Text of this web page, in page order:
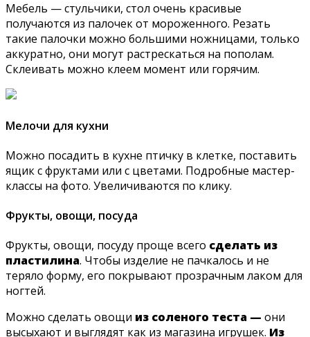
Мебель — стульчики, стол очень красивые
получаются из палочек от мороженного. Резать
такие палочки можно большими ножницами, только
аккуратно, они могут растрескаться на пополам.
Склеивать можно клеем момент или горячим.
Мелочи для кухни
Можно посадить в кухне птичку в клетке, поставить
ящик с фруктами или с цветами. Подробные мастер-
классы на фото. Увеличиваются по клику.
Фрукты, овощи, посуда
Фрукты, овощи, посуду проще всего сделать из
пластилина. Чтобы изделие не пачкалось и не
теряло форму, его покрывают прозрачным лаком для
ногтей.
Можно сделать овощи из соленого теста — они
высыхают и выглядят как из магазина игрушек. Из